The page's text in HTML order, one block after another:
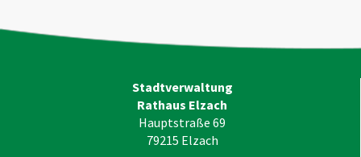
Stadtverwaltung
Rathaus Elzach
Hauptstraße 69
79215 Elzach